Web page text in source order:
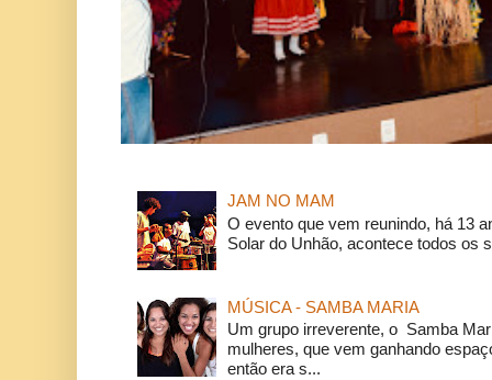
JAM NO MAM
O evento que vem reunindo, há 13
Solar do Unhão, acontece todos os
MÚSICA - SAMBA MARIA
Um grupo irreverente, o Samba
mulheres, que vem ganhando
então era s...